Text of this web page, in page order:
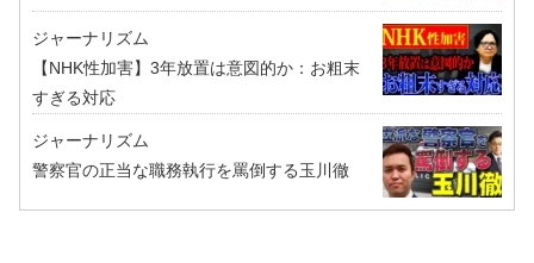
ジャーナリズム
【NHK性加害】3年放置は意図的か：お粗末
すぎる対応
ジャーナリズム
警察官の正当な職務執行を罵倒する玉川徹